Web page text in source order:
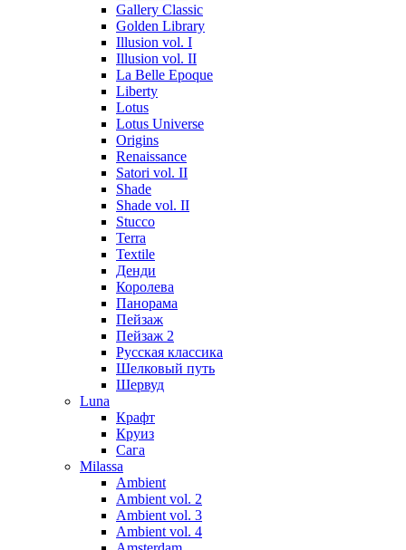
Gallery Classic
Golden Library
Illusion vol. I
Illusion vol. II
La Belle Epoque
Liberty
Lotus
Lotus Universe
Origins
Renaissance
Satori vol. II
Shade
Shade vol. II
Stucco
Terra
Textile
Денди
Королева
Панорама
Пейзаж
Пейзаж 2
Русская классика
Шелковый путь
Шервуд
Luna
Крафт
Круиз
Сага
Milassa
Ambient
Ambient vol. 2
Ambient vol. 3
Ambient vol. 4